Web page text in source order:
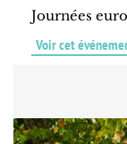
Journées
Voir cet